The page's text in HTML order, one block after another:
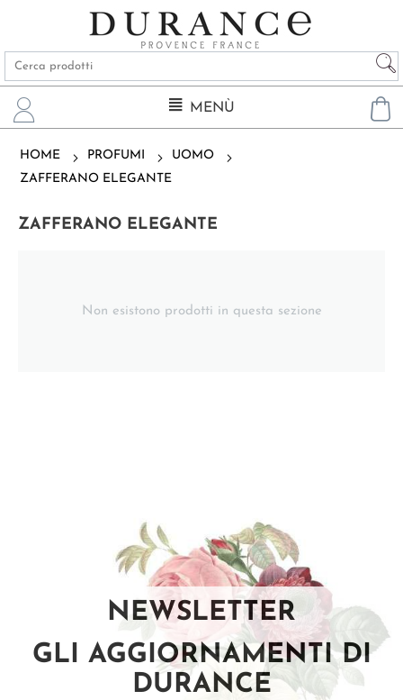
MENÙ
HOME PROFUMI
UOMO
ZAFFERANO ELEGANTE
ZAFFERANO ELEGANTE
Non esistono prodotti in questa sezione
NEWSLETTER
GLI AGGIORNAMENTI DI
DURANCE